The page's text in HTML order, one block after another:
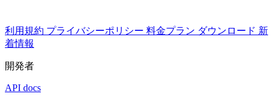
利用規約 プライバシーポリシー 料金プラン ダウンロード 新
着情報
開発者
API docs